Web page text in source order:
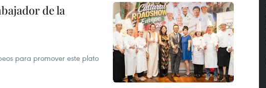
de la
para promover este plato